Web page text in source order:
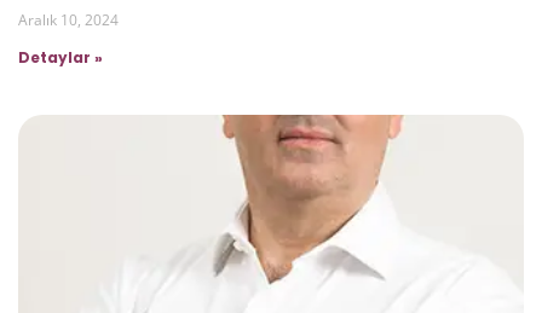
Aralık 10, 2024
Detaylar »